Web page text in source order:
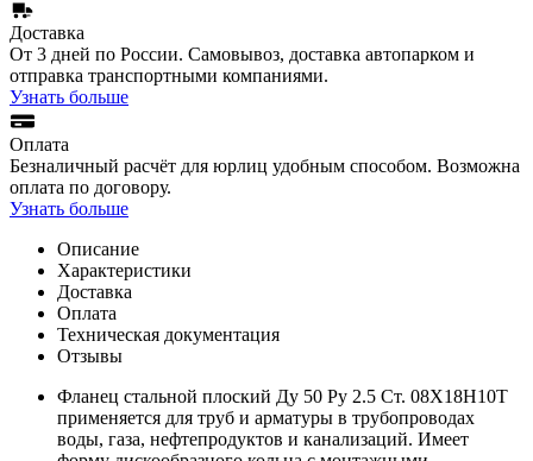
Доставка
От 3 дней по России. Самовывоз, доставка автопарком и
отправка транспортными компаниями.
Узнать больше
Оплата
Безналичный расчёт для юрлиц удобным способом. Возможна
оплата по договору.
Узнать больше
Описание
Характеристики
Доставка
Оплата
Техническая документация
Отзывы
Фланец стальной плоский Ду 50 Ру 2.5 Ст. 08Х18Н10Т
применяется для труб и арматуры в трубопроводах
воды, газа, нефтепродуктов и канализаций. Имеет